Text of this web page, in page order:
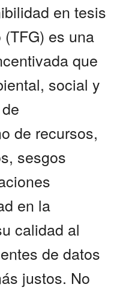
en tesis
es una
que
social y
de recursos,
sesgos
en la
calidad al
de datos
justos. No